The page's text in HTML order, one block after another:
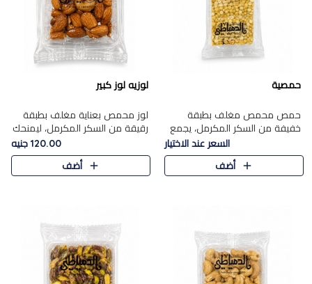
حمصية
حمص محمص مغلف بطبقة
خفيفة من السكر المكرمل، يجمع
بين القرمشة المميزة والطعم
الشرقي الأصيل في واحدة من أشهر
حلويات الموسم.
السعر عند الاختيار
أضف
لوزيه لوز كبير
لوز محمص بعناية مغلف بطبقة
رقيقة من السكر المكرمل، ليمنحك
قرمشة راقية ونكهة غنية تبرز
فخامة اللوز في كل قطعة.
120.00 جنيه
أضف